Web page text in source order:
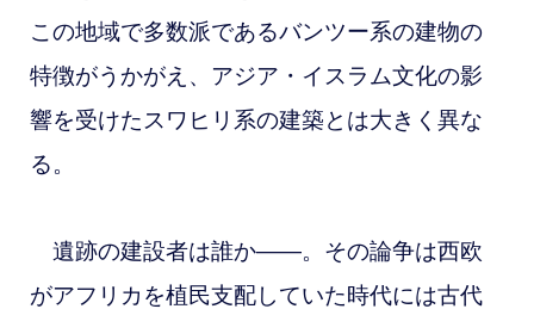
この地域で多数派であるバンツー系の建物の
特徴がうかがえ、アジア・イスラム文化の影
響を受けたスワヒリ系の建築とは大きく異な
る。
遺跡の建設者は誰か――。その論争は西欧
がアフリカを植民支配していた時代には古代